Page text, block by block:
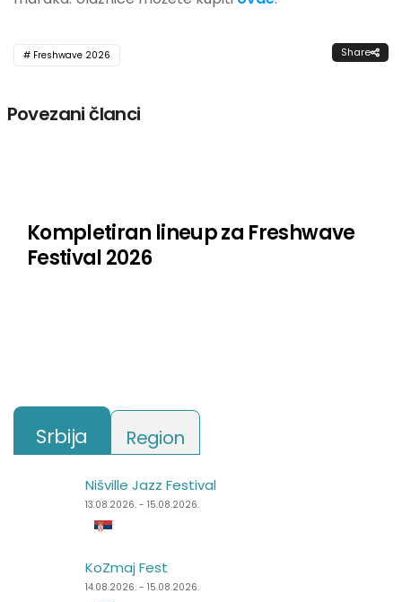
Freshwave 2026 Share
Povezani članci
Kompletiran lineup za Freshwave
Festival 2026
Srbija Region
Nišville Jazz Festival
13.08.2026. - 15.08.2026.
KoZmaj Fest
14.08.2026. - 15.08.2026.
Punk Rock Holiday
11.08.2026. - 14.08.2026.
Špancirfest
21.08.2026. - 30.08.2026.